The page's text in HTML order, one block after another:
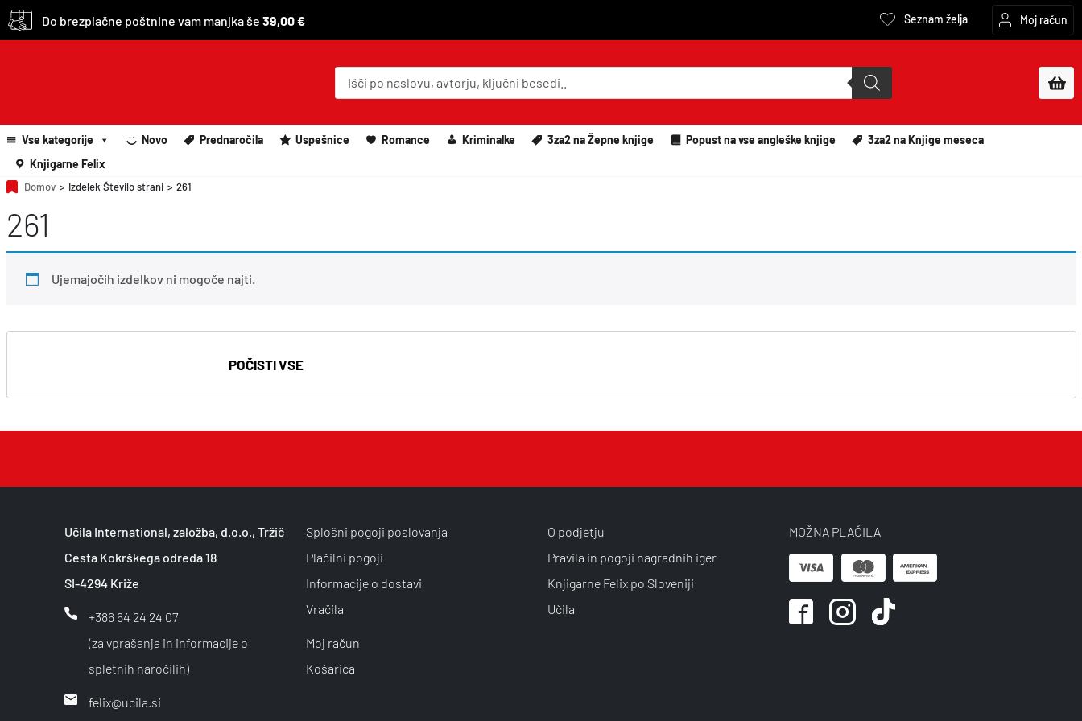
Do brezplačne poštnine vam manjka še 39,00 € Seznam želja Moj račun
P
o
u
c
t
Vse kategorije Novo Prednaročila Uspešnice Romance Kriminalke 3za2 na Žepne knjige Popust na vse angleške knjige
3za2 na Knjige meseca
Knjigarne Felix
Domov > Izdelek Število strani > 261
261
Ujemajočih izdelkov ni mogoče najti.
POČISTI VSE
Učila International, založba, d.o.o., Tržič
Cesta Kokrškega odreda 18
SI-4294 Križe
+386 64 24 24 07
(za vprašanja in informacije o
spletnih naročilih)
felix@ucila.si
Splošni pogoji poslovanja
Plačilni pogoji
Informacije o dostavi
Vračila
Moj račun
Košarica
O podjetju
Pravila in pogoji nagradnih iger
Knjigarne Felix po Sloveniji
Učila
MOŽNA PLAČILA